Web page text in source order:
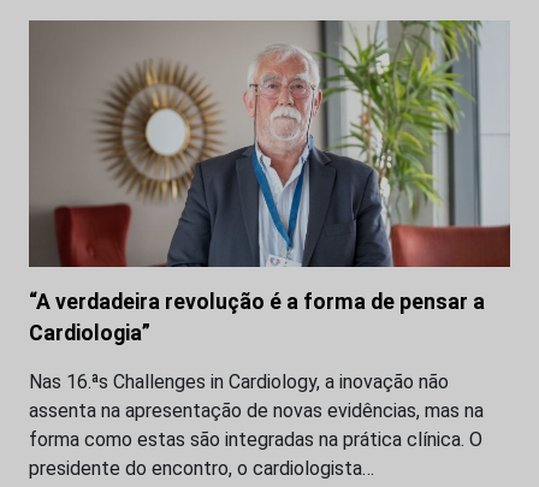
“A verdadeira revolução é a forma de pensar a
Cardiologia”
Nas 16.ªs Challenges in Cardiology, a inovação não
assenta na apresentação de novas evidências, mas na
forma como estas são integradas na prática clínica. O
presidente do encontro, o cardiologista…